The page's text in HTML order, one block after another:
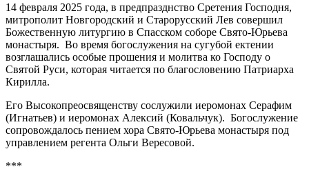
14 февраля 2025 года, в предпразднство Сретения Господня,
митрополит Новгородский и Старорусский Лев совершил
Божественную литургию в Спасском соборе Свято-Юрьева
монастыря. Во время богослужения на сугубой ектении
возглашались особые прошения и молитва ко Господу о
Святой Руси, которая читается по благословению Патриарха
Кирилла.
Его Высокопреосвященству сослужили иеромонах Серафим
(Игнатьев) и иеромонах Алексий (Ковальчук). Богослужение
сопровождалось пением хора Свято-Юрьева монастыря под
управлением регента Ольги Вересовой.
***